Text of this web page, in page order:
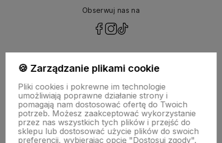
Obserwuj nas na
NASZA SELEKCJA
POMOC
KONTO
🍪 Zarządzanie plikami cookie
Pliki cookies i pokrewne im technologie
umożliwiają poprawne działanie strony i
pomagają nam dostosować ofertę do Twoich
potrzeb. Możesz zaakceptować wykorzystanie
przez nas wszystkich tych plików i przejść do
sklepu lub dostosować użycie plików do swoich
preferencji, wybierając opcję "Dostosuj zgody".